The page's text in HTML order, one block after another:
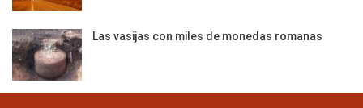
Las vasijas con miles de monedas romanas